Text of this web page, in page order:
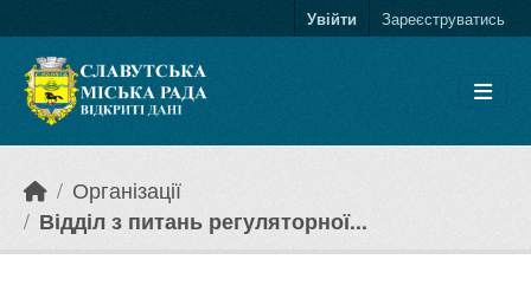
Увійти Зареєструватись
Організації
Відділ з питань регуляторної...